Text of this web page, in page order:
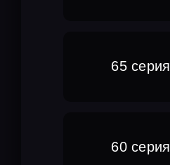
65 серия
60 серия